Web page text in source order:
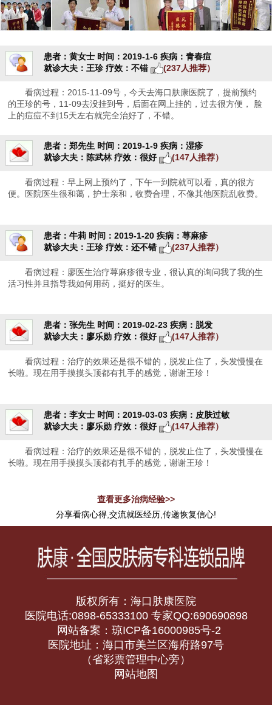
患者：黄女士 时间：2019-1-6 疾病：青春痘
就诊大夫：王珍 疗效：不错 (237人推荐）
看病过程：2015-11-09号，今天去海口肤康医院了，提前预约
的王珍的号，11-09去没挂到号，后面在网上挂的，过去很方便， 脸
上的痘痘不到15天左右就完全治好了，不错。
患者：郑先生 时间：2019-1-9 疾病：湿疹
就诊大夫：陈武林 疗效：很好 (147人推荐）
看病过程：早上网上预约了，下午一到院就可以看，真的很方
便。医院医生很和蔼，护士亲和，收费合理，不像其他医院乱收费。
患者：牛莉 时间：2019-1-20 疾病：荨麻疹
就诊大夫：王珍 疗效：还不错 (237人推荐）
看病过程：廖医生治疗荨麻疹很专业，很认真的询问我了我的生
活习性并且指导我如何用药，挺好的医生。
患者：张先生 时间：2019-02-23 疾病：脱发
就诊大夫：廖乐勋 疗效：很好 (147人推荐）
看病过程：治疗的效果还是很不错的，脱发止住了，头发慢慢在
长啦。现在用手摸摸头顶都有扎手的感觉，谢谢王珍！
患者：李女士 时间：2019-03-03 疾病：皮肤过敏
就诊大夫：廖乐勋 疗效：很好 (147人推荐）
看病过程：治疗的效果还是很不错的，脱发止住了，头发慢慢在
长啦。现在用手摸摸头顶都有扎手的感觉，谢谢王珍！
查看更多治病经验>>
分享看病心得,交流就医经历,传递恢复信心!
版权所有：海口肤康医院
医院电话:0898-65333100 专家QQ:690690898
网站备案：琼ICP备16000985号-2
医院地址：海口市美兰区海府路97号
（省彩票管理中心旁）
网站地图